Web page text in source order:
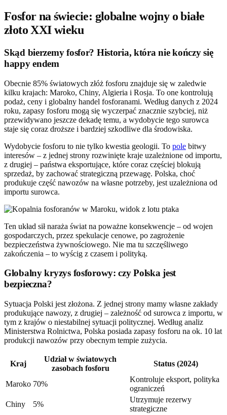
Fosfor na świecie: globalne wojny o białe
złoto XXI wieku
Skąd bierzemy fosfor? Historia, która nie kończy się
happy endem
Obecnie 85% światowych złóż fosforu znajduje się w zaledwie
kilku krajach: Maroko, Chiny, Algieria i Rosja. To one kontrolują
podaż, ceny i globalny handel fosforanami. Według danych z 2024
roku, zapasy fosforu mogą się wyczerpać znacznie szybciej, niż
przewidywano jeszcze dekadę temu, a wydobycie tego surowca
staje się coraz droższe i bardziej szkodliwe dla środowiska.
Wydobycie fosforu to nie tylko kwestia geologii. To pole bitwy
interesów – z jednej strony rozwinięte kraje uzależnione od importu,
z drugiej – państwa eksportujące, które coraz częściej blokują
sprzedaż, by zachować strategiczną przewagę. Polska, choć
produkuje część nawozów na własne potrzeby, jest uzależniona od
importu surowca.
Ten układ sił naraża świat na poważne konsekwencje – od wojen
gospodarczych, przez spekulacje cenowe, po zagrożenie
bezpieczeństwa żywnościowego. Nie ma tu szczęśliwego
zakończenia – to wyścig z czasem i polityką.
Globalny kryzys fosforowy: czy Polska jest
bezpieczna?
Sytuacja Polski jest złożona. Z jednej strony mamy własne zakłady
produkujące nawozy, z drugiej – zależność od surowca z importu, w
tym z krajów o niestabilnej sytuacji politycznej. Według analiz
Ministerstwa Rolnictwa, Polska posiada zapasy fosforu na ok. 10 lat
produkcji nawozów przy obecnym tempie zużycia.
Kraj
Udział w światowych
zasobach fosforu
Status (2024)
Maroko 70%
Kontroluje eksport, polityka
ograniczeń
Chiny
5%
Utrzymuje rezerwy
strategiczne